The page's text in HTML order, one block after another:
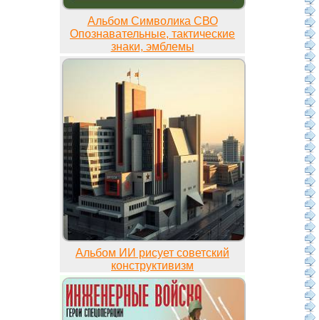
Альбом Символика СВО
Опознавательные, тактические
знаки, эмблемы
Альбом ИИ рисует советский
конструктивизм